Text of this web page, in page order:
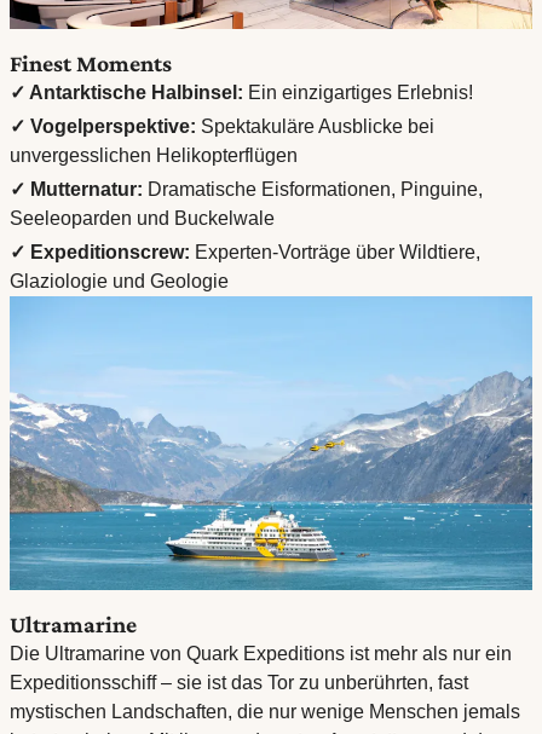
Finest Moments
✓ Antarktische Halbinsel: Ein einzigartiges Erlebnis!
✓ Vogelperspektive: Spektakuläre Ausblicke bei
unvergesslichen Helikopterflügen
✓ Mutternatur: Dramatische Eisformationen, Pinguine,
Seeleoparden und Buckelwale
✓ Expeditionscrew: Experten-Vorträge über Wildtiere,
Glaziologie und Geologie
Ultramarine
Die Ultramarine von Quark Expeditions ist mehr als nur ein
Expeditionsschiff – sie ist das Tor zu unberührten, fast
mystischen Landschaften, die nur wenige Menschen jemals